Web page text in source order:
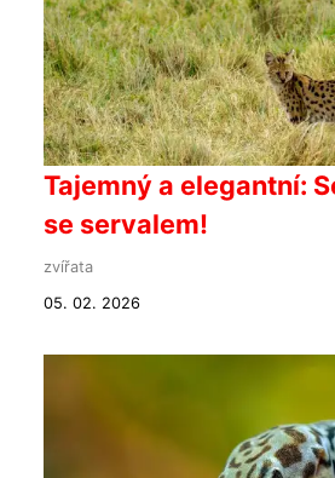
Tajemný a elegantní:
se servalem!
zvířata
05. 02. 2026